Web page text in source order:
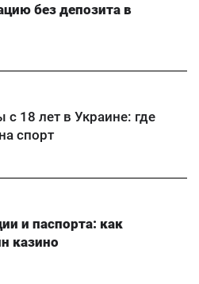
без депозита в
18 лет в Украине: где
спорт
и паспорта: как
казино